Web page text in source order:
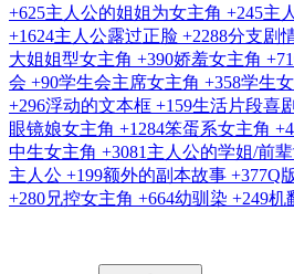
+625主人公的姐姐为女主角 +245主
+1624主人公露过正脸 +2288分支剧
大姐姐型女主角 +390娇羞女主角
会 +90学生会主席女主角 +358学生
+296浮动的文本框 +159生活片段喜剧
眼镜娘女主角 +1284笨蛋系女主角
中生女主角 +3081 主人公的学姐/前
主人公 +199额外的副本故事 +377Q
+280兄控女主角 +664幼驯染 +249机